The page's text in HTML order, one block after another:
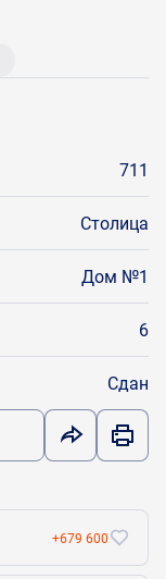
711
Столица
Дом №1
6
Сдан
+679 600